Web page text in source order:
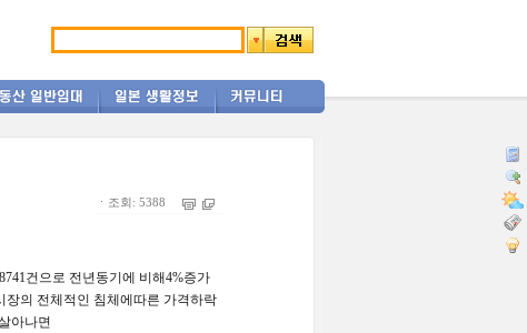
ㆍ조회: 5388
건으로 전년동기에 비해4%증가
장의 전체적인 침체에따른 가격하락
아나면